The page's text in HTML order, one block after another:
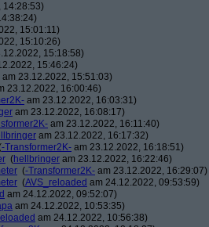
14:28:53)
15:01:11)
15:10:26)
15:18:58)
15:46:24)
am 23.12.2022, 15:51:03)
23.12.2022, 16:00:46)
am 23.12.2022, 16:03:31)
am 23.12.2022, 16:08:17)
am 23.12.2022, 16:11:40)
am 23.12.2022, 16:17:32)
-Transformer2K- am 23.12.2022, 16:18:51)
(hellbringer am 23.12.2022, 16:22:46)
(-Transformer2K- am 23.12.2022, 16:29:07)
(AVS_reloaded am 24.12.2022, 09:53:59)
am 24.12.2022, 09:52:07)
am 24.12.2022, 10:53:35)
am 24.12.2022, 10:56:38)